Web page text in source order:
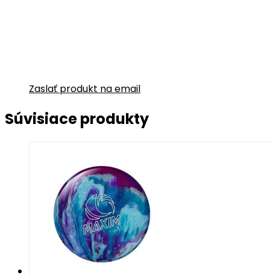
Zaslať produkt na email
Súvisiace produkty